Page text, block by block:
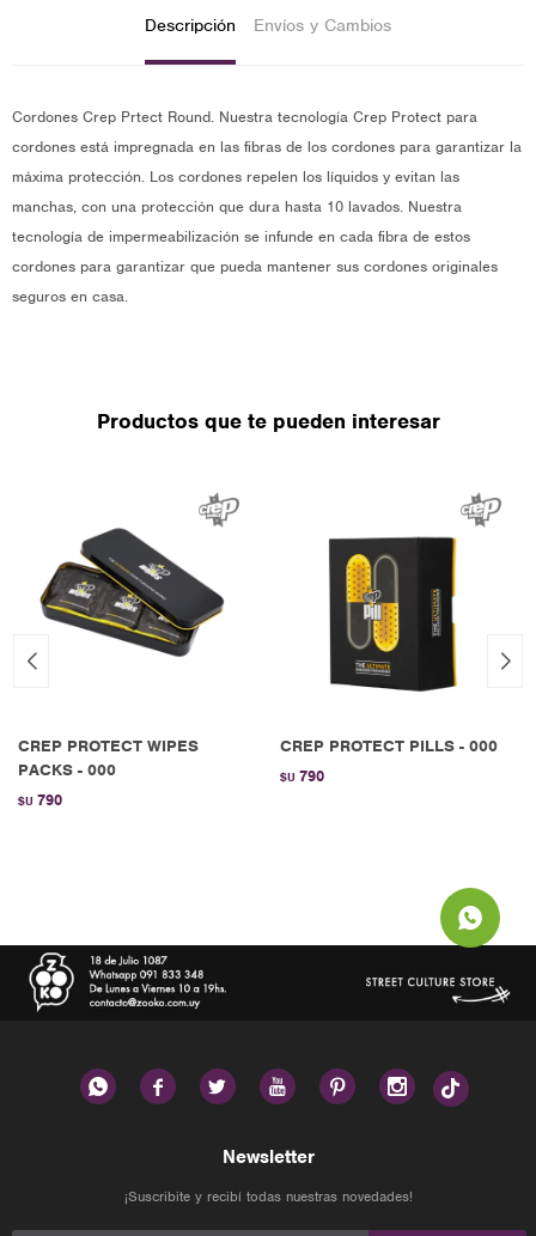
Descripción Envíos y Cambios
Cordones Crep Prtect Round. Nuestra tecnología Crep Protect para
cordones está impregnada en las fibras de los cordones para garantizar la
máxima protección. Los cordones repelen los líquidos y evitan las
manchas, con una protección que dura hasta 10 lavados. Nuestra
tecnología de impermeabilización se infunde en cada fibra de estos
cordones para garantizar que pueda mantener sus cordones originales
seguros en casa.
Productos que te pueden interesar
CREP PROTECT WIPES
PACKS - 000
$U 790
CREP PROTECT PILLS - 000
$U 790
     
Newsletter
¡Suscribite y recibí todas nuestras novedades!